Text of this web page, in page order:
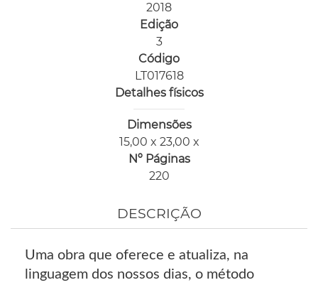
2018
Edição
3
Código
LT017618
Detalhes físicos
Dimensões
15,00 x 23,00 x
Nº Páginas
220
DESCRIÇÃO
Uma obra que oferece e atualiza, na
linguagem dos nossos dias, o método